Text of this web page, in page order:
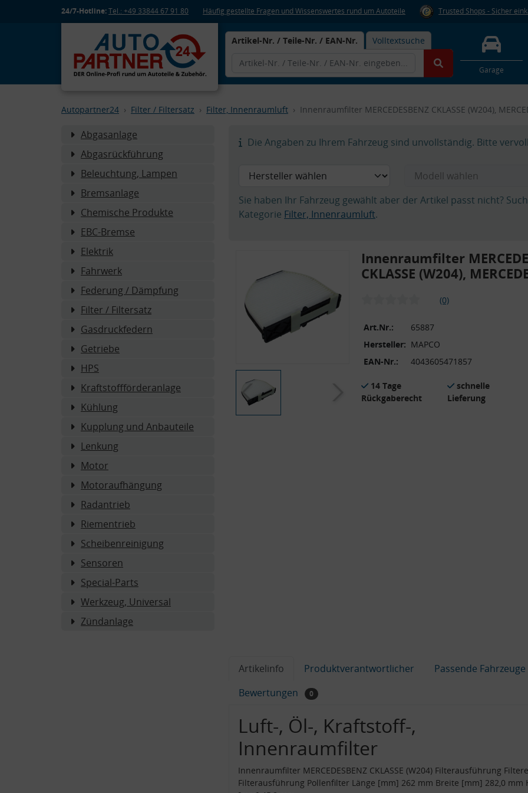
24/7-Hotline:Tel.: +49 33844 67 91 80 Häufig gestellte Fragen und Wissenswertes rund um Autoteile Trusted Shops - Sicher
Artikel-Nr. / Teile-Nr. / EAN-Nr. Volltextsuche
Garage
Autopartner24 Filter / Filtersatz Filter, Innenraumluft Innenraumfilter MERCEDESBENZ CKLASSE (W204),
Abgasanlage
Abgasrückführung
Beleuchtung, Lampen
Bremsanlage
Chemische Produkte
EBC-Bremse
Elektrik
Fahrwerk
Federung / Dämpfung
Filter / Filtersatz
Gasdruckfedern
Getriebe
HPS
Kraftstoffförderanlage
Kühlung
Kupplung und Anbauteile
Lenkung
Motor
Motoraufhängung
Radantrieb
Riementrieb
Scheibenreinigung
Sensoren
Special-Parts
Werkzeug, Universal
Zündanlage
Die Angaben zu Ihrem Fahrzeug sind unvollständig. Bitte
Sie haben Ihr Fahrzeug gewählt aber der Artikel passt nicht?
Kategorie Filter, Innenraumluft.
Innenraumfilter
CKLASSE (W204),
(0)
Art.Nr.:
65887
Hersteller: MAPCO
EAN-Nr.:
4043605471857
14 Tage
Rückgaberecht
schnelle
Lieferung
Artikelinfo Produktverantwortlicher
Passende Fahrzeuge
Bewertungen
0
Luft-, Öl-, Kraftstoff-,
Innenraumfilter
Innenraumfilter MERCEDESBENZ CKLASSE (W204) Filterausführung
Filterausführung Pollenfilter Länge [mm] 262 mm Breite [mm] 282,0 mm